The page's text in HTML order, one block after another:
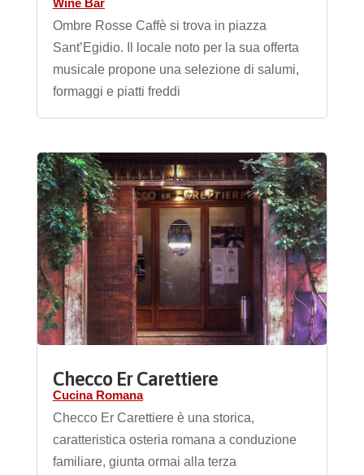
Wine Bar
Ombre Rosse Caffè si trova in piazza
Sant’Egidio. Il locale noto per la sua offerta
musicale propone una selezione di salumi,
formaggi e piatti freddi
Checco Er Carettiere
Cucina Romana
Checco Er Carettiere è una storica,
caratteristica osteria romana a conduzione
familiare, giunta ormai alla terza